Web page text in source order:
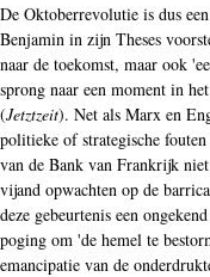
De Oktoberrevolutie is dus
Benjamin in zijn Theses
naar de toekomst, maar ook
sprong naar een moment in
(Jetztzeit). Net als Marx en
politieke of strategische
van de Bank van Frankrijk
vijand opwachten op de
deze gebeurtenis een
poging om 'de hemel te
emancipatie van de